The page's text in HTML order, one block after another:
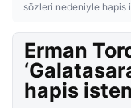
sözleri nedeniyle hapis
Erman
hapis